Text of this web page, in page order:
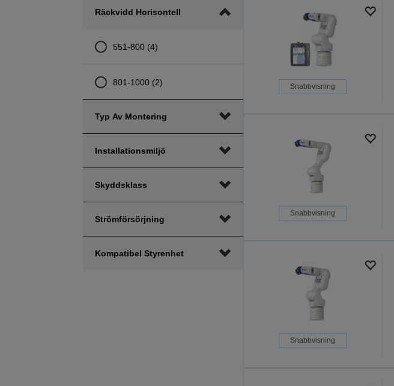
Räckvidd Horisontell
551-800 (4)
801-1000 (2)
Typ Av Montering
Installationsmiljö
Skyddsklass
Strömförsörjning
Kompatibel Styrenhet
Snabbvisning
Snabbvisning
Snabbvisning